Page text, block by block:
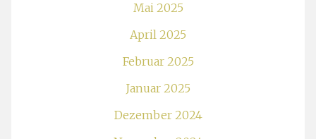
Mai 2025
April 2025
Februar 2025
Januar 2025
Dezember 2024